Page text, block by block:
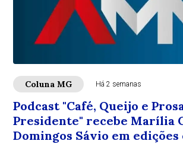
Coluna MG Há 2 semanas
Podcast "Café, Queijo e
Presidente" recebe Marília
Domingos Sávio em edições